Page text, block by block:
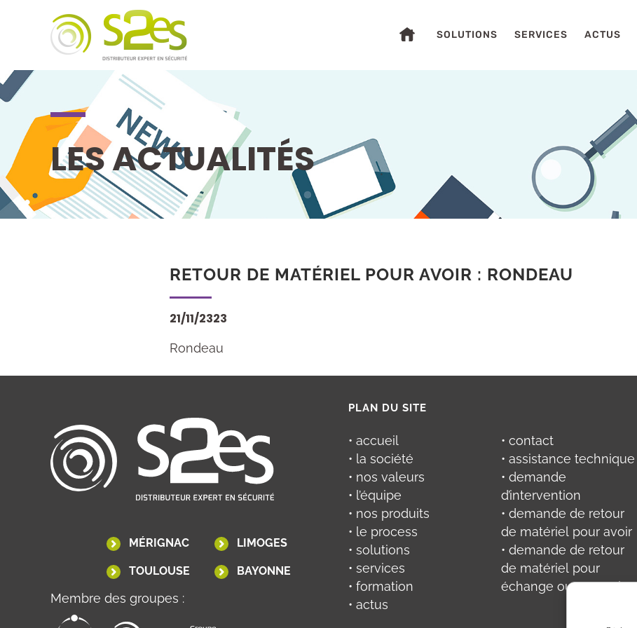
SOLUTIONS SERVICES ACTUS
LES ACTUALITÉS
RETOUR DE MATÉRIEL POUR AVOIR : RONDEAU
21/11/2323
Rondeau
MÉRIGNAC LIMOGES
TOULOUSE BAYONNE
Membre des groupes :
PLAN DU SITE
• accueil
• la société
• nos valeurs
• l’équipe
• nos produits
• le process
• solutions
• services
• formation
• actus
• contact
• assistance technique
• demande
d’intervention
• demande de retour
de matériel pour avoir
• demande de retour
de matériel pour
échange ou réparation